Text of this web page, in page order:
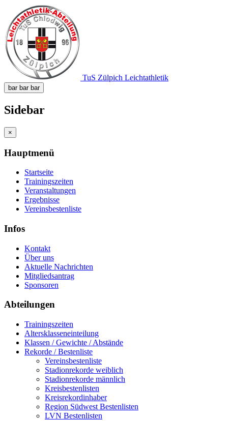
TuS Zülpich Leichtathletik
bar bar bar
Sidebar
×
Hauptmenü
Startseite
Trainingszeiten
Veranstaltungen
Ergebnisse
Vereinsbestenliste
Infos
Kontakt
Über uns
Aktuelle Nachrichten
Mitgliedsantrag
Sponsoren
Abteilungen
Trainingszeiten
Altersklasseneinteilung
Klassen / Gewichte / Abstände
Rekorde / Bestenliste
Vereinsbestenliste
Stadionrekorde weiblich
Stadionrekorde männlich
Kreisbestenlisten
Kreisrekordinhaber
Region Südwest Bestenlisten
LVN Bestenlisten